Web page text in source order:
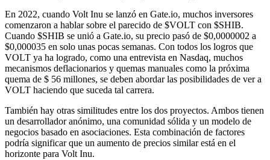
En 2022, cuando Volt Inu se lanzó en Gate.io, muchos inversores
comenzaron a hablar sobre el parecido de $VOLT con $SHIB.
Cuando $SHIB se unió a Gate.io, su precio pasó de $0,0000002 a
$0,000035 en solo unas pocas semanas. Con todos los logros que
VOLT ya ha logrado, como una entrevista en Nasdaq, muchos
mecanismos deflacionarios y quemas manuales como la próxima
quema de $ 56 millones, se deben abordar las posibilidades de ver a
VOLT haciendo que suceda tal carrera.
También hay otras similitudes entre los dos proyectos. Ambos tienen
un desarrollador anónimo, una comunidad sólida y un modelo de
negocios basado en asociaciones. Esta combinación de factores
podría significar que un aumento de precios similar está en el
horizonte para Volt Inu.